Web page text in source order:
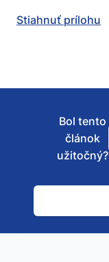
Stiahnuť prílohu
Bol tento
článok
užitočný?